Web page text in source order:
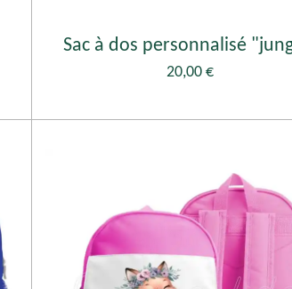
Sac à dos personnalisé
20,00 €